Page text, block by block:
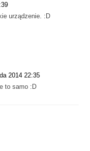
urządzenie. :D
2014 22:35
to samo :D